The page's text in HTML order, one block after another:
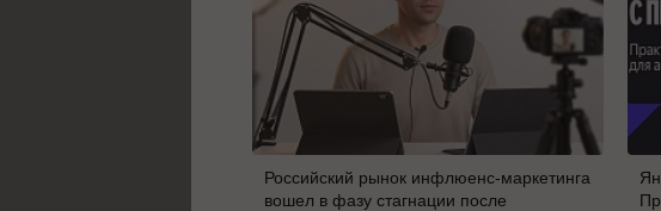
Российский рынок инфлюенс-маркетинга
вошел в фазу стагнации после